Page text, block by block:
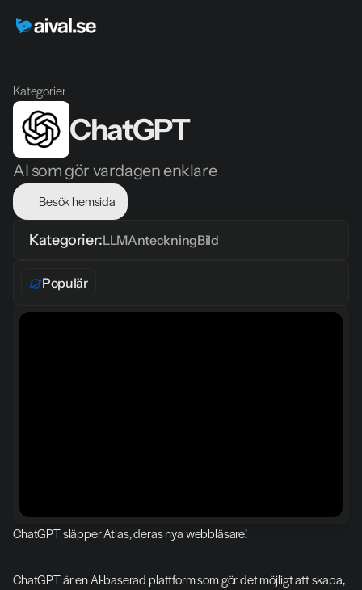
Kategorier
ChatGPT
AI som gör vardagen enklare
Besök hemsida
Kategorier:LLMAnteckningBild
Populär
ChatGPT släpper Atlas, deras nya webbläsare!
ChatGPT är en AI-baserad plattform som gör det möjligt att skapa,